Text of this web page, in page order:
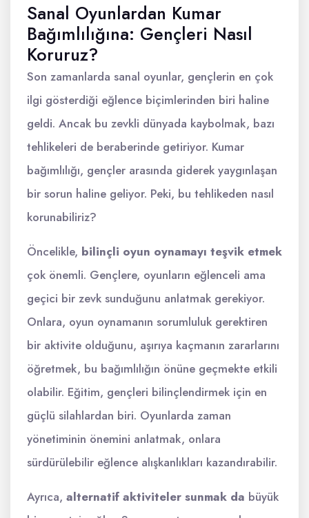
Sanal Oyunlardan Kumar
Bağımlılığına: Gençleri Nasıl
Koruruz?
Son zamanlarda sanal oyunlar, gençlerin en çok
ilgi gösterdiği eğlence biçimlerinden biri haline
geldi. Ancak bu zevkli dünyada kaybolmak, bazı
tehlikeleri de beraberinde getiriyor. Kumar
bağımlılığı, gençler arasında giderek yaygınlaşan
bir sorun haline geliyor. Peki, bu tehlikeden nasıl
korunabiliriz?
Öncelikle, bilinçli oyun oynamayı teşvik etmek
çok önemli. Gençlere, oyunların eğlenceli ama
geçici bir zevk sunduğunu anlatmak gerekiyor.
Onlara, oyun oynamanın sorumluluk gerektiren
bir aktivite olduğunu, aşırıya kaçmanın zararlarını
öğretmek, bu bağımlılığın önüne geçmekte etkili
olabilir. Eğitim, gençleri bilinçlendirmek için en
güçlü silahlardan biri. Oyunlarda zaman
yönetiminin önemini anlatmak, onlara
sürdürülebilir eğlence alışkanlıkları kazandırabilir.
Ayrıca, alternatif aktiviteler sunmak da büyük